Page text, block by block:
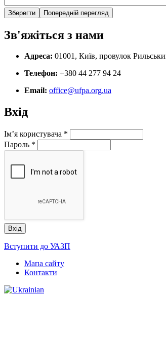
Зв'яжіться з нами
Адреса: 01001, Київ, провулок
Телефон: +380 44 277 94 24
Email: office@ufpa.org.ua
Вхід
Ім’я користувача *
Пароль *
Вступити до УАЗП
Мапа сайту
Контакти